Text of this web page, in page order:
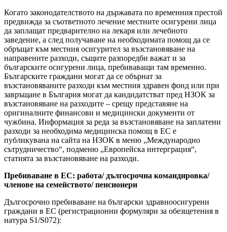
Когато законодателството на държавата по временния престой
предвижда за съответното лечение местните осигурени лица
да заплащат предварително на лекаря или лечебното
заведение, а след получаване на необходимата помощ да се
обръщат към местния осигурител за възстановяване на
направените разходи, същите разпоредби важат и за
българските осигурени лица, пребиваващи там временно.
Българските граждани могат да се обърнат за
възстановяваните разходи към местния здравен фонд или при
завръщане в България могат да кандидатстват пред НЗОК за
възстановяване на разходите – срещу представяне на
оригиналните финансови и медицински документи от
чужбина. Информация за реда за възстановяване на заплатени
разходи за необходима медицинска помощ в ЕС е
публикувана на сайта на НЗОК в меню „Международно
сътрудничество“, подменю „Европейска интерграция“,
статията за възстановяване на разходи.
Пребиваване в ЕС: работа/ дългосрочна командировка/
членове на семейството/ пенсионери
Дългосрочно пребиваване на български здравноосигурени
граждани в ЕС (регистрационни формуляри за обезщетения в
натура S1/S072):